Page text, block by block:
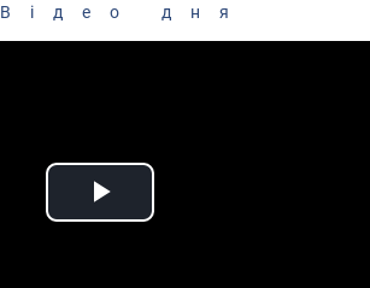
Відео дня
Play Video